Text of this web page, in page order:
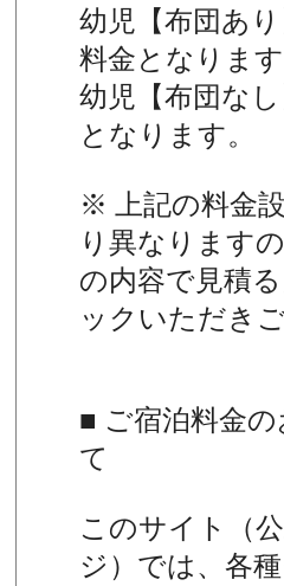
幼児【布団あ
料金となります
幼児【布団な
となります。
※ 上記の料金
り異なります
の内容で見積
ックいただき
■ ご宿泊料金
て
このサイト（
ジ）では、各